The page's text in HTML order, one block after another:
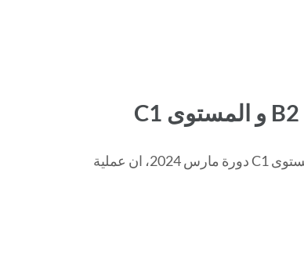
تعلم ادارة المركز الطلبة المعنيين بالتكوين في المستوى B2.2 و المستوى C1 دورة مارس 2024، ان عملية